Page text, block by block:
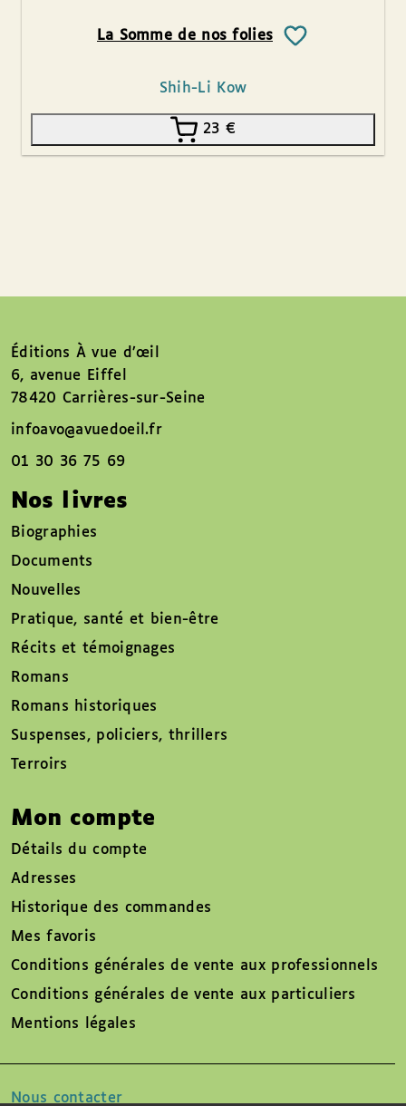
La Somme de nos folies
Shih-Li Kow
23 €
Éditions À vue d’œil
6, avenue Eiffel
78420 Carrières-sur-Seine
infoavo@avuedoeil.fr
01 30 36 75 69
Nos livres
Biographies
Documents
Nouvelles
Pratique, santé et bien-être
Récits et témoignages
Romans
Romans historiques
Suspenses, policiers, thrillers
Terroirs
Mon compte
Détails du compte
Adresses
Historique des commandes
Mes favoris
Conditions générales de vente aux professionnels
Conditions générales de vente aux particuliers
Mentions légales
Nous contacter